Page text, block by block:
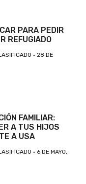
PARA PEDIR
REFUGIADO
28 DE
FAMILIAR:
A TUS HIJOS
A USA
6 DE MAYO,